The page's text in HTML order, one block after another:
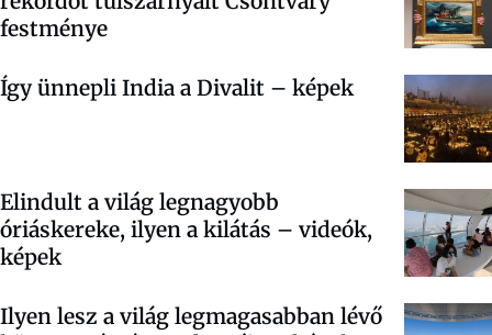
festménye
Így ünnepli India a Divalit – képek
Elindult a világ legnagyobb
óriáskereke, ilyen a kilátás – videók,
képek
Ilyen lesz a világ legmagasabban lévő